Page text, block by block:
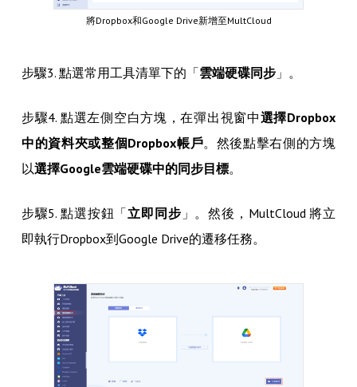
將Dropbox和Google Drive新增至MultCloud
步驟3. 點選常用工具清單下的「雲端硬碟同步」。
步驟4. 點選左側空白方塊，在彈出視窗中選擇Dropbox
中的資料夾或整個Dropbox帳戶。然後點擊右側的方塊
以選擇Google雲端硬碟中的同步目標。
步驟5. 點選按鈕「立即同步 」。然後，MultCloud 將立
即執行Dropbox到Google Drive的遷移任務。